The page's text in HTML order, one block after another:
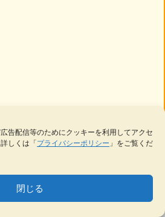
告配信等のためにクッキーを利用してアクセ
しくは「 プライバシーポリシー 」をご覧くだ
閉じる